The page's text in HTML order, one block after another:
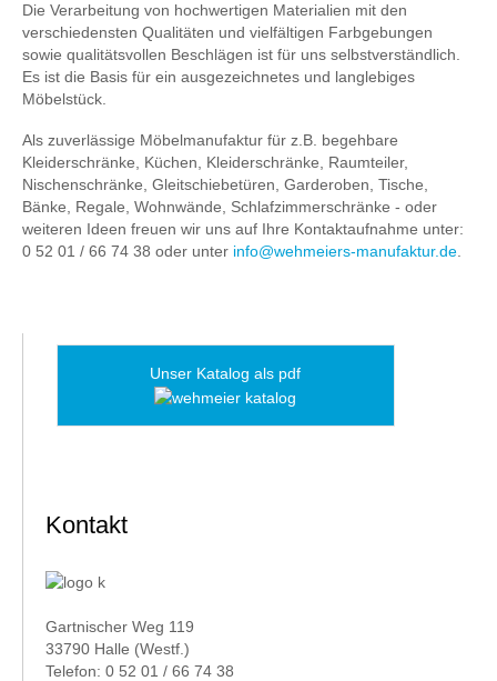
Die Verarbeitung von hochwertigen Materialien mit den
verschiedensten Qualitäten und vielfältigen Farbgebungen
sowie qualitätsvollen Beschlägen ist für uns selbstverständlich.
Es ist die Basis für ein ausgezeichnetes und langlebiges
Möbelstück.
Als zuverlässige Möbelmanufaktur für z.B. begehbare
Kleiderschränke, Küchen, Kleiderschränke, Raumteiler,
Nischenschränke, Gleitschiebetüren, Garderoben, Tische,
Bänke, Regale, Wohnwände, Schlafzimmerschränke - oder
weiteren Ideen freuen wir uns auf Ihre Kontaktaufnahme unter:
0 52 01 / 66 74 38 oder unter info@wehmeiers-manufaktur.de.
Unser Katalog als pdf
Kontakt
Gartnischer Weg 119
33790 Halle (Westf.)
Telefon: 0 52 01 / 66 74 38